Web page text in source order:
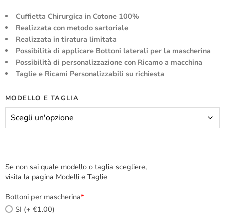
Cuffietta Chirurgica in Cotone 100%
Realizzata con metodo sartoriale
Realizzata in tiratura limitata
Possibilità di applicare Bottoni laterali per la mascherina
Possibilità di personalizzazione con Ricamo a macchina
Taglie e Ricami Personalizzabili su richiesta
MODELLO E TAGLIA
Se non sai quale modello o taglia scegliere,
visita la pagina Modelli e Taglie
Bottoni per mascherina*
SI (+ €1.00)